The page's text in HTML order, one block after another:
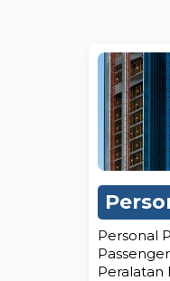
Lift,
Lier Dan
Personal
Peralatan